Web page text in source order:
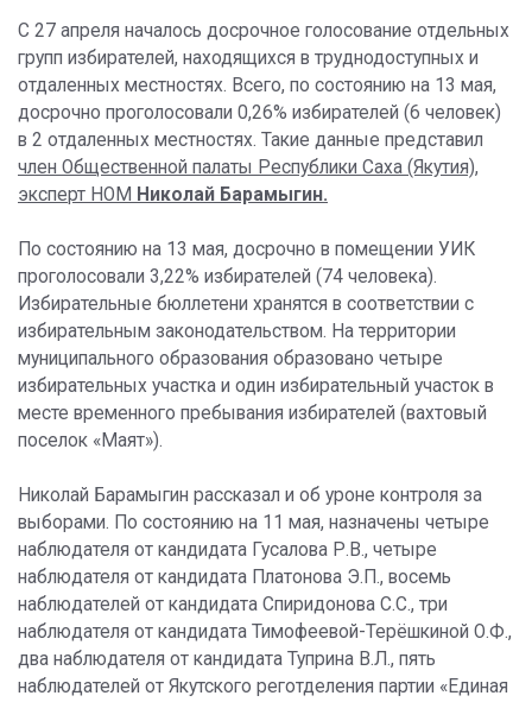
С 27 апреля началось досрочное голосование отдельных
групп избирателей, находящихся в труднодоступных и
отдаленных местностях. Всего, по состоянию на 13 мая,
досрочно проголосовали 0,26% избирателей (6 человек)
в 2 отдаленных местностях. Такие данные представил
член Общественной палаты Республики Саха (Якутия),
эксперт НОМ Николай Барамыгин.
По состоянию на 13 мая, досрочно в помещении УИК
проголосовали 3,22% избирателей (74 человека).
Избирательные бюллетени хранятся в соответствии с
избирательным законодательством. На территории
муниципального образования образовано четыре
избирательных участка и один избирательный участок в
месте временного пребывания избирателей (вахтовый
поселок «Маят»).
Николай Барамыгин рассказал и об уроне контроля за
выборами. По состоянию на 11 мая, назначены четыре
наблюдателя от кандидата Гусалова Р.В., четыре
наблюдателя от кандидата Платонова Э.П., восемь
наблюдателей от кандидата Спиридонова С.С., три
наблюдателя от кандидата Тимофеевой-Терёшкиной О.Ф.,
два наблюдателя от кандидата Туприна В.Л., пять
наблюдателей от Якутского реготделения партии «Единая